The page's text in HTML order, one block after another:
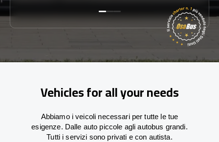
Vehicles for all your needs
Abbiamo i veicoli necessari per tutte le tue
esigenze. Dalle auto piccole agli autobus grandi.
Tutti i servizi sono privati e con autista.